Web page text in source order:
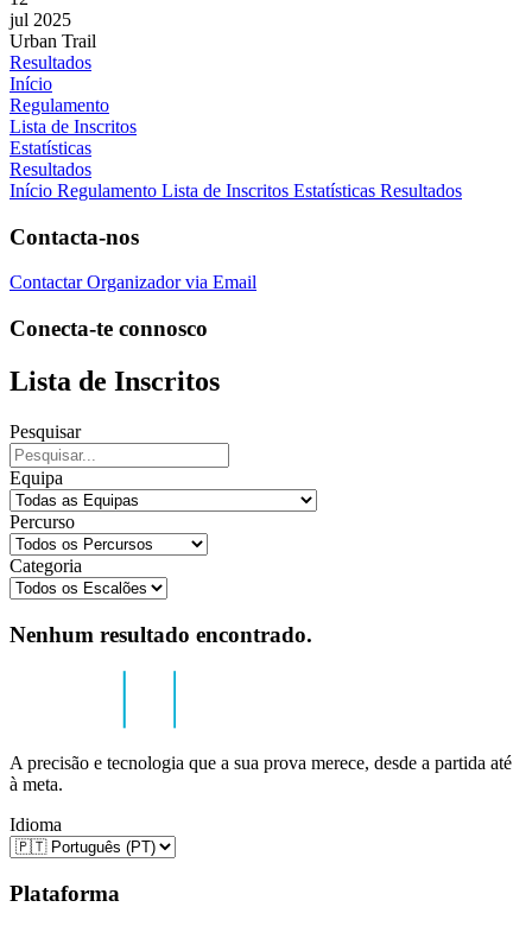
jul 2025
Urban Trail
Resultados
Início
Regulamento
Lista de Inscritos
Estatísticas
Resultados
Início Regulamento Lista de Inscritos Estatísticas Resultados
Contacta-nos
Contactar Organizador via Email
Conecta-te connosco
Lista de Inscritos
Pesquisar
Equipa
Percurso
Categoria
Nenhum resultado encontrado.
A precisão e tecnologia que a sua prova merece, desde a partida até
à meta.
Idioma
Plataforma